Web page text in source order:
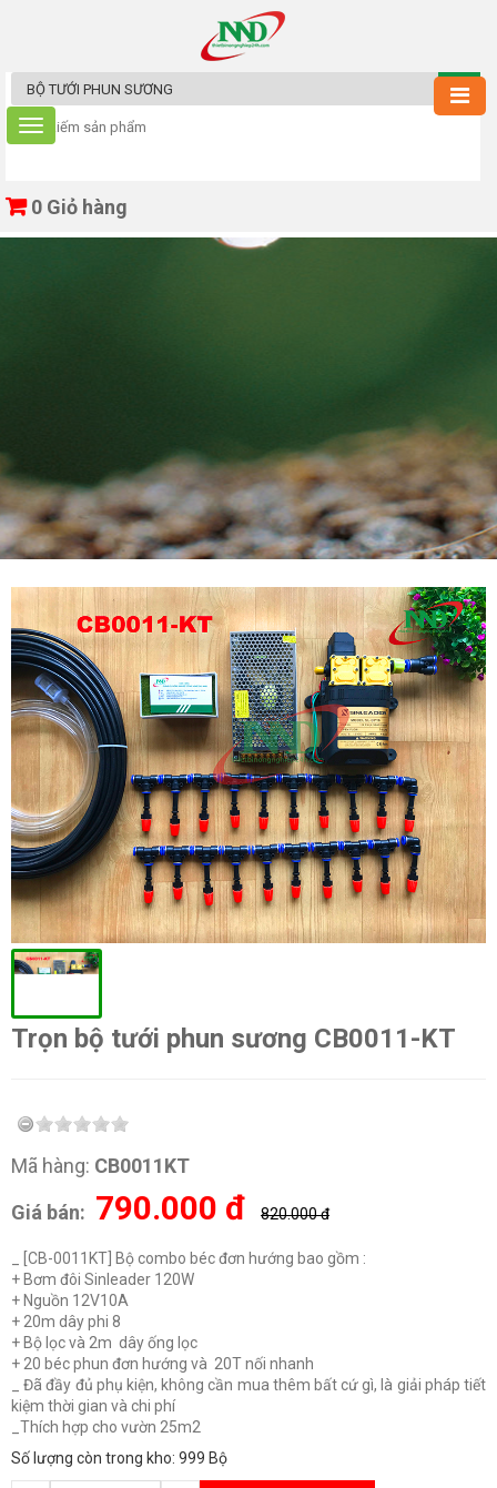
0 Giỏ hàng
Trọn bộ tưới phun sương CB0011-KT
Mã hàng: CB0011KT
Giá bán: 790.000 đ 820.000 đ
_ [CB-0011KT] Bộ combo béc đơn hướng bao gồm :
+ Bơm đôi Sinleader 120W
+ Nguồn 12V10A
+ 20m dây phi 8
+ Bộ lọc và 2m dây ống lọc
+ 20 béc phun đơn hướng và 20T nối nhanh
_ Đã đầy đủ phụ kiện, không cần mua thêm bất cứ gì, là giải pháp tiết
kiệm thời gian và chi phí
_Thích hợp cho vườn 25m2
Số lượng còn trong kho: 999 Bộ